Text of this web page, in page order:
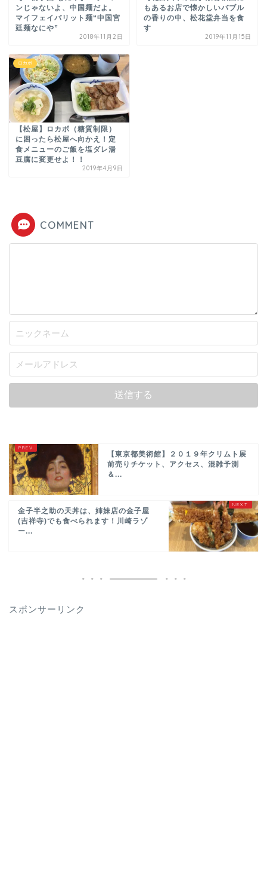
ンじゃないよ、中国麺だよ。
マイフェイバリット麺“中国宮
廷麺なにや”
2018年11月2日
もあるお店で懐かしいバブル
の香りの中、松花堂弁当を食
す
2019年11月15日
ロカボ
【松屋】ロカボ（糖質制限）
に困ったら松屋へ向かえ！定
食メニューのご飯を塩ダレ湯
豆腐に変更せよ！！
2019年4月9日
COMMENT
【東京都美術館】２０１９年クリムト展
前売りチケット、アクセス、混雑予測
＆...
金子半之助の天丼は、姉妹店の金子屋
(吉祥寺)でも食べられます！川崎ラゾ
ー...
スポンサーリンク